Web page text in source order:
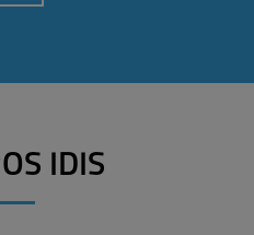
IDIS